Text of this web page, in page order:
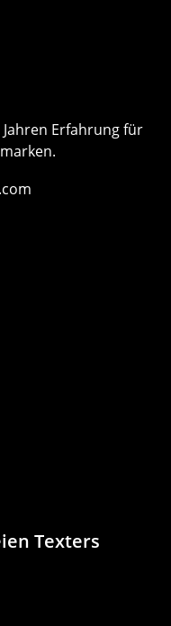
Erfahrung für
Texters